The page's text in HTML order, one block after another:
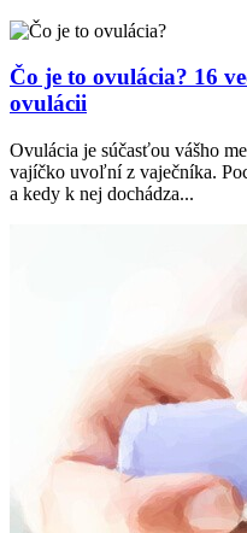
Čo je to ovulácia? 16
ovulácii
Ovulácia je súčasťou vášho
vajíčko uvoľní z vaječníka.
a kedy k nej dochádza...